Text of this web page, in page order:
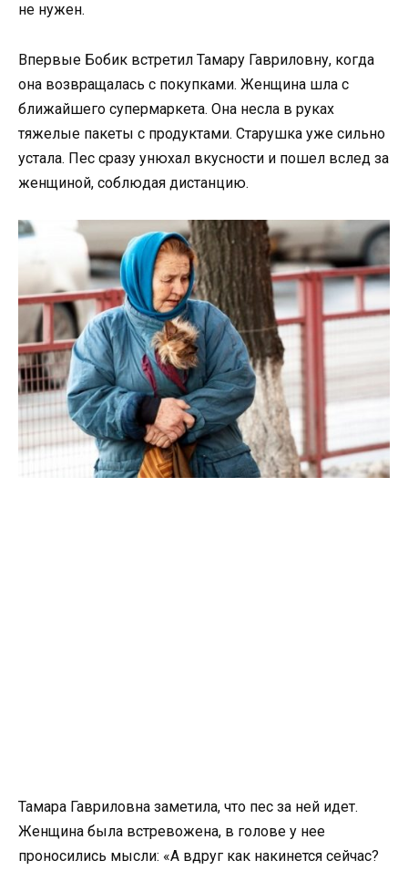
не нужен.
Впервые Бобик встретил Тамару Гавриловну, когда
она возвращалась с покупками. Женщина шла с
ближайшего супермаркета. Она несла в руках
тяжелые пакеты с продуктами. Старушка уже сильно
устала. Пес сразу унюхал вкусности и пошел вслед за
женщиной, соблюдая дистанцию.
Тамара Гавриловна заметила, что пес за ней идет.
Женщина была встревожена, в голове у нее
проносились мысли: «А вдруг как накинется сейчас?